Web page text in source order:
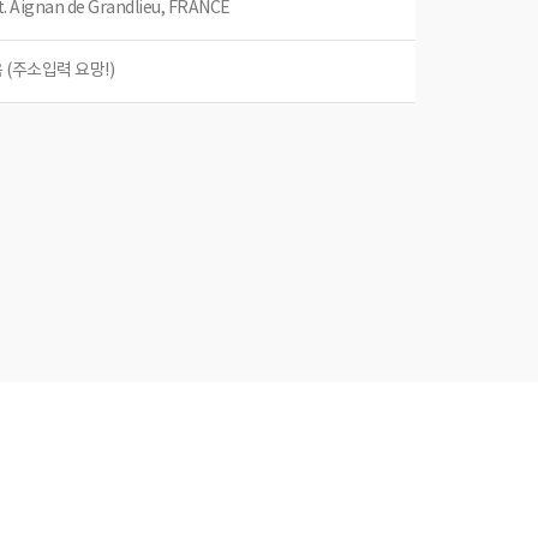
Aignan de Grandlieu, FRANCE
(주소입력 요망!)